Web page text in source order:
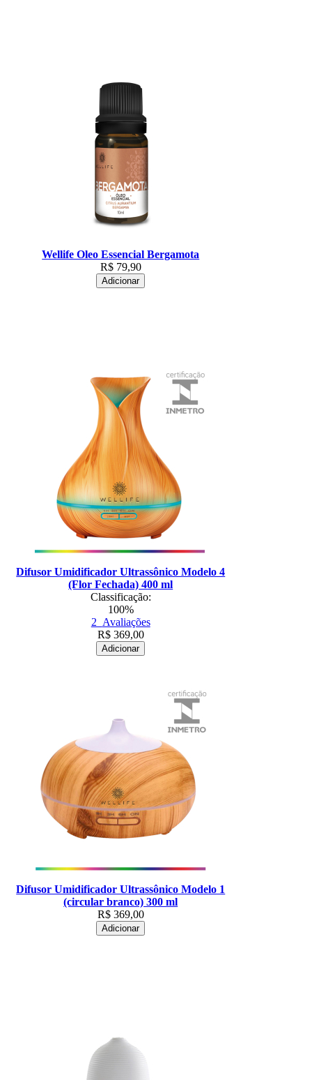
Wellife Oleo Essencial Bergamota
R$ 79,90
Adicionar
Difusor Umidificador Ultrassônico Modelo 4
(Flor Fechada) 400 ml
Classificação:
100%
2 Avaliações
R$ 369,00
Adicionar
Difusor Umidificador Ultrassônico Modelo 1
(circular branco) 300 ml
R$ 369,00
Adicionar